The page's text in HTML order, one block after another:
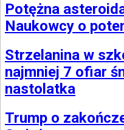
Potężna
Naukowcy o
Strzelanina w
najmniej 7 ofiar
nastolatka
Trump o